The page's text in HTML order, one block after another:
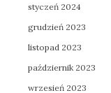
styczeń 2024
grudzień 2023
listopad 2023
październik 2023
wrzesień 2023